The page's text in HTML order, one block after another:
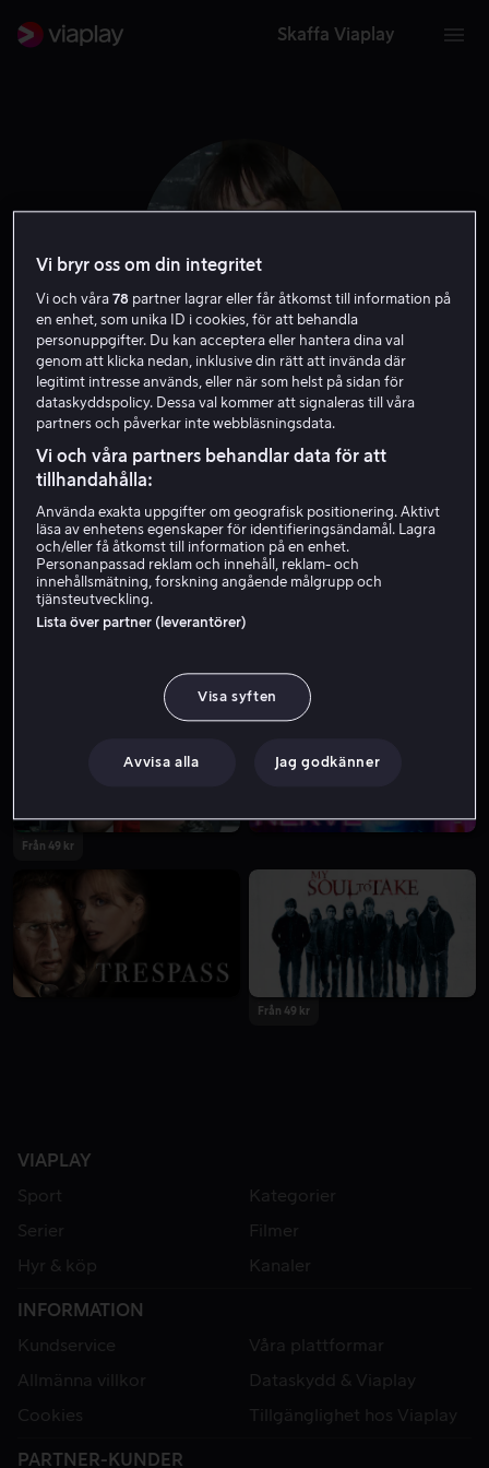
Skaffa Viaplay
Emily Meade
Skådespelare
Från 49 kr
Från 49 kr
Från 49 kr
VIAPLAY
Sport
Kategorier
Serier
Filmer
Hyr & köp
Kanaler
INFORMATION
Kundservice
Våra plattformar
Allmänna villkor
Dataskydd & Viaplay
Cookies
Tillgänglighet hos Viaplay
PARTNER-KUNDER
Vi bryr oss om din integritet
Vi och våra78 partner lagrar eller får åtkomst till information på
en enhet, som unika ID i cookies, för att behandla
personuppgifter. Du kan acceptera eller hantera dina val
genom att klicka nedan, inklusive din rätt att invända där
legitimt intresse används, eller när som helst på sidan för
dataskyddspolicy. Dessa val kommer att signaleras till våra
partners och påverkar inte webbläsningsdata.
Vi och våra partners behandlar data för att
tillhandahålla:
Använda exakta uppgifter om geografisk positionering. Aktivt
läsa av enhetens egenskaper för identifieringsändamål. Lagra
och/eller få åtkomst till information på en enhet.
Personanpassad reklam och innehåll, reklam- och
innehållsmätning, forskning angående målgrupp och
tjänsteutveckling.
Lista över partner (leverantörer)
Visa syften
Avvisa alla Jag godkänner